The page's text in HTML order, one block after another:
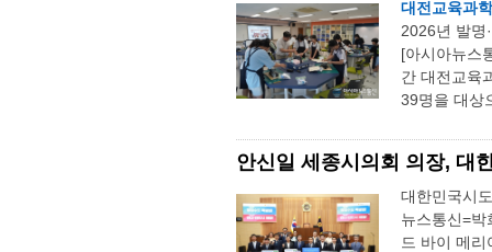
대전교육과
2026년 발명
[아시아뉴스
간 대전교육
39명을 대상
안신일 세종시의회 의장, 대
대한민국시
뉴스통신=
드 바이 메